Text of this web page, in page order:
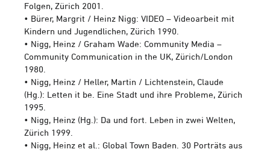
Folgen, Zürich 2001.
• Bürer, Margrit / Heinz Nigg: VIDEO – Videoarbeit mit
Kindern und Jugendlichen, Zürich 1990.
• Nigg, Heinz / Graham Wade: Community Media –
Community Communication in the UK, Zürich/London
1980.
• Nigg, Heinz / Heller, Martin / Lichtenstein, Claude
(Hg.): Letten it be. Eine Stadt und ihre Probleme, Zürich
1995.
• Nigg, Heinz (Hg.): Da und fort. Leben in zwei Welten,
Zürich 1999.
• Nigg, Heinz et al.: Global Town Baden. 30 Porträts aus